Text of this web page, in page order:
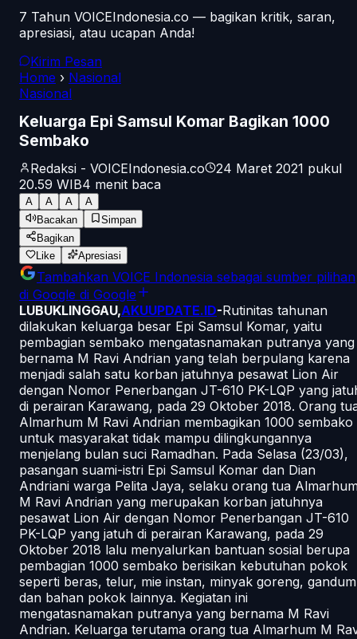
7 Tahun VOICEIndonesia.co — bagikan kritik, saran,
apresiasi, atau ucapan Anda!
Kirim Pesan
Home › Nasional
Nasional
Keluarga Epi Samsul Komar Bagikan 1000
Sembako
Redaksi - VOICEIndonesia.co
24 Maret 2021 pukul
20.59 WIB4 menit baca
A A A
A
Bacakan
Simpan
Bagikan
Like
Apresiasi
Tambahkan VOICE Indonesia sebagai sumber pilihan
di Google di Google
LUBUKLINGGAU,AKUUPDATE.ID-Rutinitas tahunan
dilakukan keluarga besar Epi Samsul Komar, yaitu
pembagian sembako mengatasnamakan putranya yang
bernama M Ravi Andrian yang telah berpulang karena
menjadi salah satu korban jatuhnya pesawat Lion Air
dengan Nomor Penerbangan JT-610 PK-LQP yang
di perairan Karawang, pada 29 Oktober 2018. Orang
Almarhum M Ravi Andrian membagikan 1000 sembako
untuk masyarakat tidak mampu dilingkungannya
menjelang bulan suci Ramadhan. Pada Selasa (23/03),
pasangan suami-istri Epi Samsul Komar dan Dian
Andriani warga Pelita Jaya, selaku orang tua
M Ravi Andrian yang merupakan korban jatuhnya
pesawat Lion Air dengan Nomor Penerbangan JT-610
PK-LQP yang jatuh di perairan Karawang, pada 29
Oktober 2018 lalu menyalurkan bantuan sosial berupa
pembagian 1000 sembako berisikan kebutuhan pokok
seperti beras, telur, mie instan, minyak goreng, gandum
dan bahan pokok lainnya. Kegiatan ini
mengatasnamakan putranya yang bernama M Ravi
Andrian. Keluarga terutama orang tua Almarhum M